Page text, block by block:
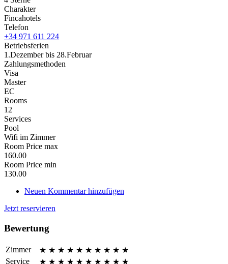
Charakter
Fincahotels
Telefon
+34 971 611 224
Betriebsferien
1.Dezember bis 28.Februar
Zahlungsmethoden
Visa
Master
EC
Rooms
12
Services
Pool
Wifi im Zimmer
Room Price max
160.00
Room Price min
130.00
Neuen Kommentar hinzufügen
Jetzt reservieren
Bewertung
Zimmer ★ ★ ★ ★ ★ ★ ★ ★ ★ ★
Service
★ ★ ★ ★ ★ ★ ★ ★ ★ ★